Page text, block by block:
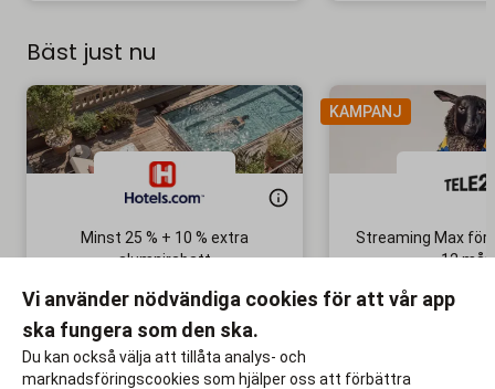
Bäst just nu
Minst 25 % + 10 % extra
alumnirabatt
Till rabatten
KAMPANJ
Streaming Max för
12 mån
Ingen
Vi använder nödvändiga cookies för att vår app
ska fungera som den ska.
Du kan också välja att tillåta analys- och
marknadsföringscookies som hjälper oss att förbättra